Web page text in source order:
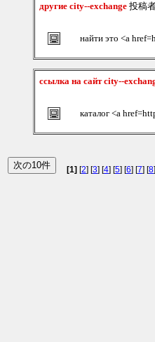
другие city--exchange 投稿
найти это <a
ссылка на сайт city--
каталог <a
[1] [2] [3] [4] [5] [6] [7] [8